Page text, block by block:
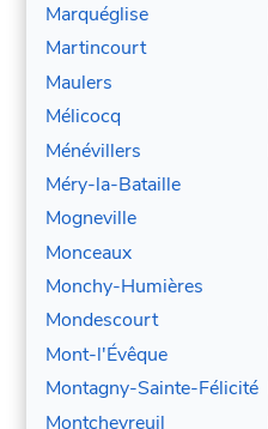
Marquéglise
Martincourt
Maulers
Mélicocq
Ménévillers
Méry-la-Bataille
Mogneville
Monceaux
Monchy-Humières
Mondescourt
Mont-l'Évêque
Montagny-Sainte-Félicité
Montchevreuil